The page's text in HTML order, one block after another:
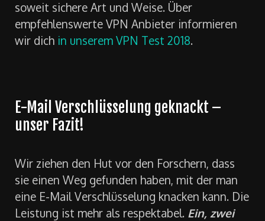
soweit sichere Art und Weise. Über
empfehlenswerte VPN Anbieter informieren
wir dich in unserem VPN Test 2018.
E-Mail Verschlüsselung geknackt –
unser Fazit!
Wir ziehen den Hut vor den Forschern, dass
sie einen Weg gefunden haben, mit der man
eine E-Mail Verschlüsselung knacken kann. Die
Leistung ist mehr als respektabel. Ein, zwei